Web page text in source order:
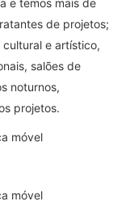
de projetos;
e artístico,
salões de
noturnos,
projetos.